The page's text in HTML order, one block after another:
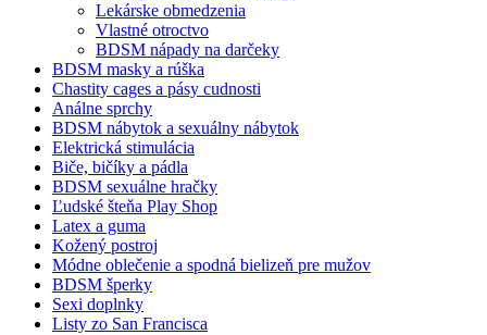
Lekárske obmedzenia
Vlastné otroctvo
BDSM nápady na darčeky
BDSM masky a rúška
Chastity cages a pásy cudnosti
Análne sprchy
BDSM nábytok a sexuálny nábytok
Elektrická stimulácia
Biče, bičíky a pádla
BDSM sexuálne hračky
Ľudské šteňa Play Shop
Latex a guma
Kožený postroj
Módne oblečenie a spodná bielizeň pre mužov
BDSM šperky
Sexi doplnky
Listy zo San Francisca